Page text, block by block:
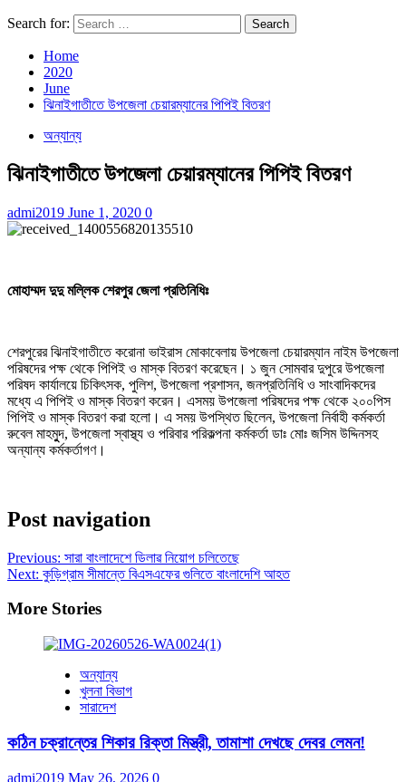
Search for:
Home
2020
June
ঝিনাইগাতীতে উপজেলা চেয়ারম্যানের পিপিই বিতরণ
অন্যান্য
ঝিনাইগাতীতে উপজেলা চেয়ারম্যানের পিপিই বিতরণ
admi2019 June 1, 2020 0
মোহাম্মদ দুদু মল্লিক শেরপুর জেলা প্রতিনিধিঃ
শেরপুরের ঝিনাইগাতীতে করোনা ভাইরাস মোকাবেলায় উপজেলা চেয়ারম্যান নাইম উপজেলা
পরিষদের পক্ষ থেকে পিপিই ও মাস্ক বিতরণ করেছেন। ১ জুন সোমবার দুপুরে উপজেলা
পরিষদ কার্যালয়ে চিকিৎসক, পুলিশ, উপজেলা প্রশাসন, জনপ্রতিনিধি ও সাংবাদিকদের
মধ্যে এ পিপিই ও মাস্ক বিতরণ করেন। এসময় উপজেলা পরিষদের পক্ষ থেকে ২০০পিস
পিপিই ও মাস্ক বিতরণ করা হলো। এ সময় উপস্থিত ছিলেন, উপজেলা নির্বাহী কর্মকর্তা
রুবেল মাহমুুদ, উপজেলা স্বাস্থ্য ও পরিবার পরিকল্পনা কর্মকর্তা ডাঃ মোঃ জসিম উদ্দিনসহ
অন্যান্য কর্মকর্তাগণ।
Post navigation
Previous: সারা বাংলাদেশে ডিলাৱ নিয়োগ চলিতেছে
Next: কু‌ড়িগ্রাম সীমান্তে বিএসএফের গুলিতে বাংলাদেশি আহত
More Stories
অন্যান্য
খুলনা বিভাগ
সারাদেশ
কঠিন চক্রান্তের শিকার রিক্তা মিস্ত্রী, তামাশা দেখছে দেবর লেমন!
admi2019 May 26, 2026 0